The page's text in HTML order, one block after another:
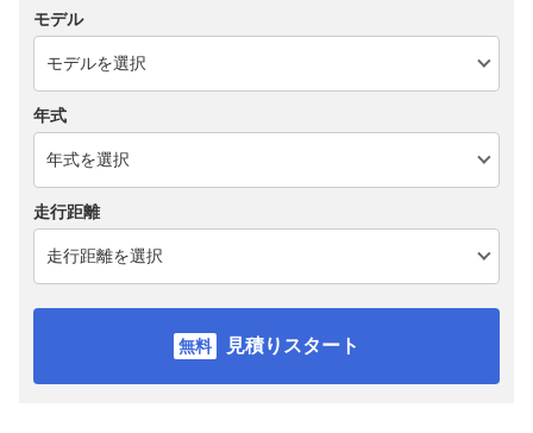
モデル
年式
走行距離
見積りスタート